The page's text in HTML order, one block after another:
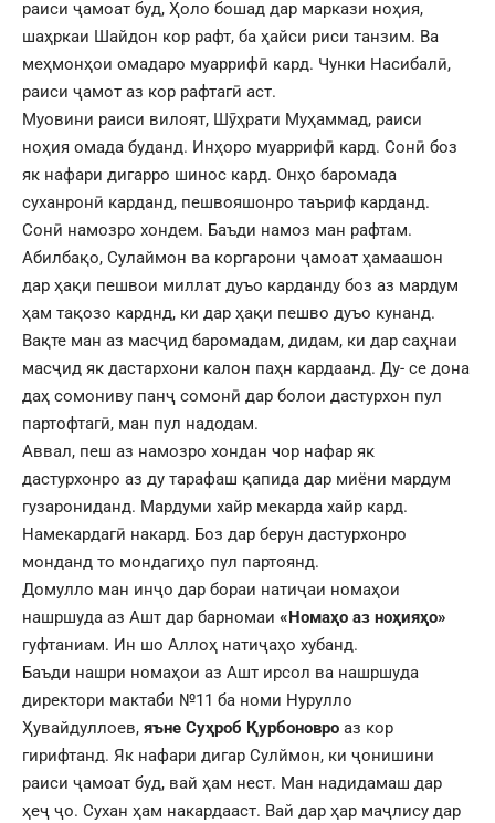
раиси ҷамоат буд, Ҳоло бошад дар маркази ноҳия,
шаҳркаи Шайдон кор рафт, ба ҳайси риси танзим. Ва
меҳмонҳои омадаро муаррифӣ кард. Чунки Насибалӣ,
раиси ҷамот аз кор рафтагӣ аст.
Муовини раиси вилоят, Шӯҳрати Муҳаммад, раиси
ноҳия омада буданд. Инҳоро муаррифӣ кард. Сонӣ боз
як нафари дигарро шинос кард. Онҳо баромада
суханронӣ карданд, пешвояшонро таъриф карданд.
Сонӣ намозро хондем. Баъди намоз ман рафтам.
Абилбақо, Сулаймон ва коргарони ҷамоат ҳамаашон
дар ҳақи пешвои миллат дуъо карданду боз аз мардум
ҳам тақозо карднд, ки дар ҳақи пешво дуъо кунанд.
Вақте ман аз масҷид баромадам, дидам, ки дар саҳнаи
масҷид як дастархони калон паҳн кардаанд. Ду- се дона
даҳ сомониву панҷ сомонӣ дар болои дастурхон пул
партофтагӣ, ман пул надодам.
Аввал, пеш аз намозро хондан чор нафар як
дастурхонро аз ду тарафаш қапида дар миёни мардум
гузарониданд. Мардуми хайр мекарда хайр кард.
Намекардагӣ накард. Боз дар берун дастурхонро
монданд то мондагиҳо пул партоянд.
Домулло ман инҷо дар бораи натиҷаи номаҳои
нашршуда аз Ашт дар барномаи «Номаҳо аз ноҳияҳо»
гуфтаниам. Ин шо Аллоҳ натиҷаҳо хубанд.
Баъди нашри номаҳои аз Ашт ирсол ва нашршуда
директори мактаби №11 ба номи Нурулло
Ҳувайдуллоев, яъне Суҳроб Қурбоновро аз кор
гирифтанд. Як нафари дигар Сулймон, ки ҷонишини
раиси ҷамоат буд, вай ҳам нест. Ман надидамаш дар
ҳеҷ ҷо. Сухан ҳам накардааст. Вай дар ҳар маҷлису дар